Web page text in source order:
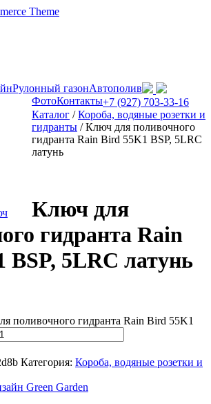
Рулонный газонАвтополив
ФотоКонтакты+7 (927) 703-33-16
Каталог /Короба, водяные розетки и
гидранты /Ключ для поливочного
гидранта Rain Bird 55K1 BSP, 5LRC
латунь
Ключ для
гидранта Rain
BSP, 5LRC латунь
поливочного гидранта Rain Bird 55K1
Категория: Короба, водяные розетки и